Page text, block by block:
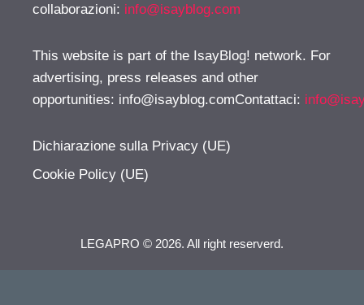
collaborazioni: info@isayblog.com
This website is part of the IsayBlog! network. For
advertising, press releases and other
opportunities: info@isayblog.comContattaci:
Dichiarazione sulla Privacy (UE)
Cookie Policy (UE)
LEGAPRO © 2026. All right reserverd.